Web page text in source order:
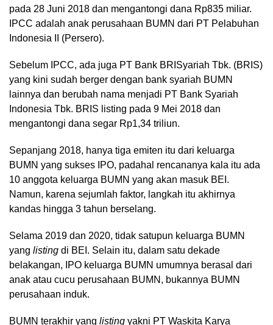
pada 28 Juni 2018 dan mengantongi dana Rp835 miliar.
IPCC adalah anak perusahaan BUMN dari PT Pelabuhan
Indonesia II (Persero).
Sebelum IPCC, ada juga PT Bank BRISyariah Tbk. (BRIS)
yang kini sudah berger dengan bank syariah BUMN
lainnya dan berubah nama menjadi PT Bank Syariah
Indonesia Tbk. BRIS listing pada 9 Mei 2018 dan
mengantongi dana segar Rp1,34 triliun.
Sepanjang 2018, hanya tiga emiten itu dari keluarga
BUMN yang sukses IPO, padahal rencananya kala itu ada
10 anggota keluarga BUMN yang akan masuk BEI.
Namun, karena sejumlah faktor, langkah itu akhirnya
kandas hingga 3 tahun berselang.
Selama 2019 dan 2020, tidak satupun keluarga BUMN
yang listing di BEI. Selain itu, dalam satu dekade
belakangan, IPO keluarga BUMN umumnya berasal dari
anak atau cucu perusahaan BUMN, bukannya BUMN
perusahaan induk.
BUMN terakhir yang listing yakni PT Waskita Karya